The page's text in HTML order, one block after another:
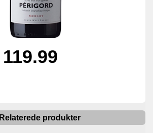
119.99
Relaterede produkter